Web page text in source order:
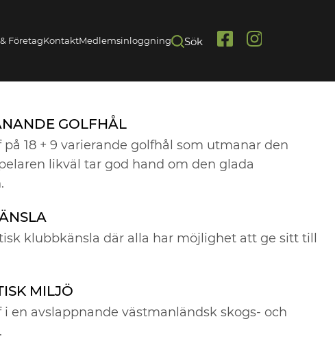
FöretagKontaktMedlemsinloggning
Sök
to
to
GOLFHÅL
på 18 + 9 varierande golfhål som utmanar den
likväl tar god hand om den glada
klubbkänsla där alla har möjlighet att ge sitt till
MILJÖ
i en avslappnande västmanländsk skogs- och